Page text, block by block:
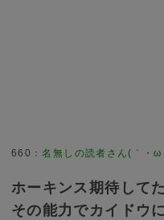
660 ：名無しの読者さん(｀・ω
ホーキンス期待して
その能力でカイドウ